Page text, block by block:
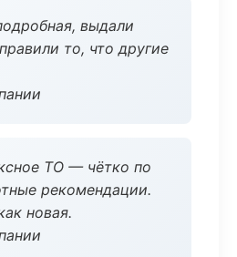
выдали
то, что другие
ТО — чётко по
рекомендации.
новая.